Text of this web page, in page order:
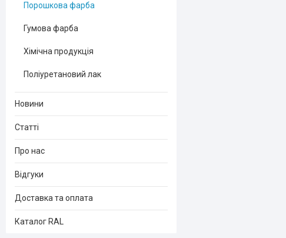
Порошкова фарба
Гумова фарба
Хімічна продукція
Поліуретановий лак
Новини
Статті
Про нас
Відгуки
Доставка та оплата
Каталог RAL